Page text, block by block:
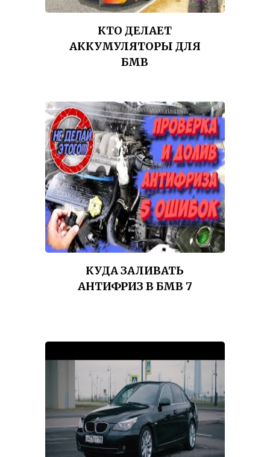
КТО ДЕЛАЕТ
АККУМУЛЯТОРЫ ДЛЯ
БМВ
КУДА ЗАЛИВАТЬ
АНТИФРИЗ В БМВ 7